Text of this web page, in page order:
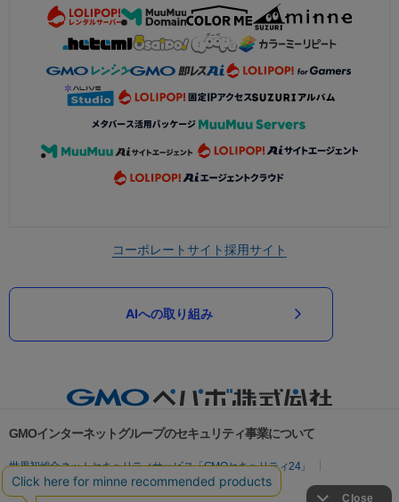
コーポレートサイト採用サイト
AIへの取り組み
GMOインターネットグループのセキュリティ事業について
世界初総合ネットセキュリティサービス「GMOセキュリティ24」
パスワード漏洩診断
Webサイトリスク診断